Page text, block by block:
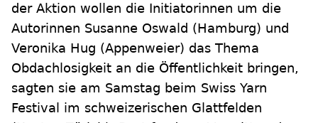
der Aktion wollen die Initiatorinnen um die
Autorinnen Susanne Oswald (Hamburg) und
Veronika Hug (Appenweier) das Thema
Obdachlosigkeit an die Öffentlichkeit bringen,
sagten sie am Samstag beim Swiss Yarn
Festival im schweizerischen Glattfelden